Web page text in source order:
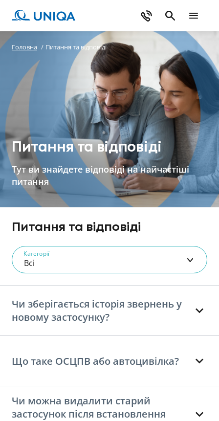
Головна / Питання та відповіді
Питання та відповіді
Тут ви знайдете відповіді на найчастіші
питання
Питання та відповіді
Категорії
Всі
Чи зберігається історія звернень у
новому застосунку?
Що таке ОСЦПВ або автоцивілка?
Чи можна видалити старий
застосунок після встановлення